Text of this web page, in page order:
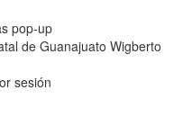
pop-up
de Guanajuato Wigberto
sesión